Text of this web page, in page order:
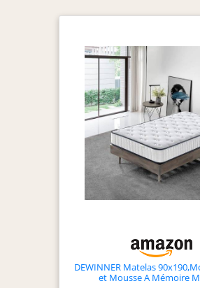
DEWINNER Matelas
et Mousse A Mémoire